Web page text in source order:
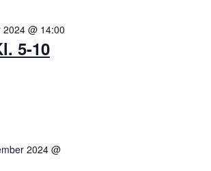
5-10
@ 14:00
2024 @